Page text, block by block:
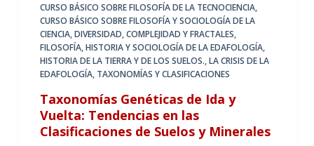
CURSO BÁSICO SOBRE FILOSOFÍA DE LA TECNOCIENCIA,
CURSO BÁSICO SOBRE FILOSOFÍA Y SOCIOLOGÍA DE LA
CIENCIA,DIVERSIDAD, COMPLEJIDAD Y FRACTALES,
FILOSOFÍA, HISTORIA Y SOCIOLOGÍA DE LA EDAFOLOGÍA,
HISTORIA DE LA TIERRA Y DE LOS SUELOS.,LA CRISIS DE LA
EDAFOLOGÍA, TAXONOMÍAS Y CLASIFICACIONES
Taxonomías Genéticas de Ida y
Vuelta: Tendencias en las
Clasificaciones de Suelos y Minerales